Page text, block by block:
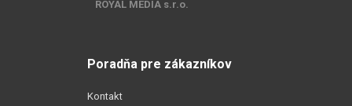
ROYAL MEDIA s.r.o.
Poradňa pre zákazníkov
Kontakt